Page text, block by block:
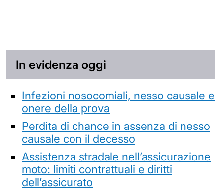
In evidenza oggi
Infezioni nosocomiali, nesso causale e
onere della prova
Perdita di chance in assenza di nesso
causale con il decesso
Assistenza stradale nell’assicurazione
moto: limiti contrattuali e diritti
dell’assicurato